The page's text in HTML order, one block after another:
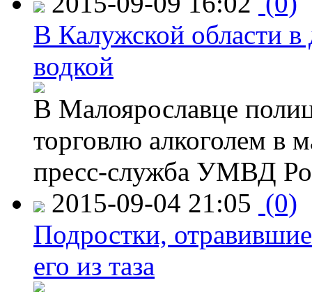
В Калужской области в
водкой
В Малоярославце
торговлю алкоголем в
пресс-служба УМВД
2015-09-04 21:05 (0)
Подростки,
его из таза